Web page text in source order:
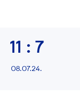
11 : 7
08.07.24.